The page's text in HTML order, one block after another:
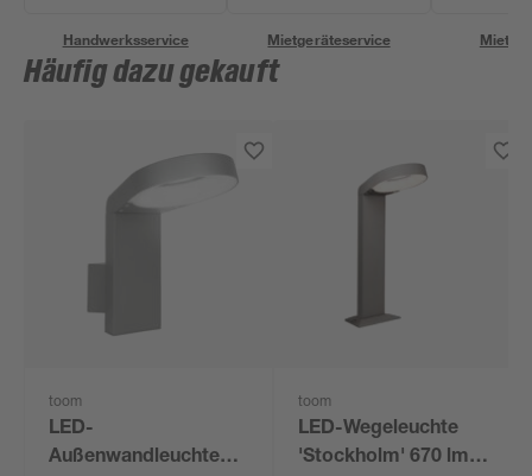
Handwerksservice Mietgeräteservice
Häufig dazu gekauft
toom
LED-
Außenwandleuchte
toom
LED-Wegeleuchte
'Stockholm' 670 lm